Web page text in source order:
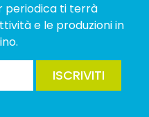
periodica ti terrà
e le produzioni in
ISCRIVITI